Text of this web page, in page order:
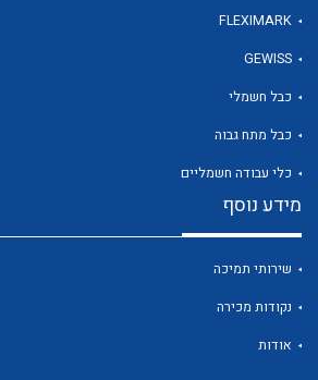
FLEXIMARK
GEWISS
כבל חשמלי
כבל מתח גבוה
כלי עבודה חשמליים
מידע נוסף
שירותי תמיכה
נקודות מכירה
אודות